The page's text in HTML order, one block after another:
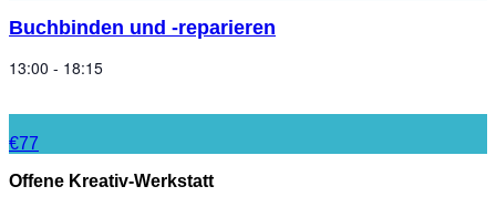
Buchbinden und -reparieren
13:00 - 18:15
€77
Offene Kreativ-Werkstatt